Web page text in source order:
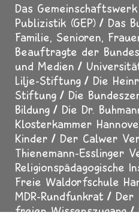
Das
Publizistik (GEP)
Das
Familie, Senioren,
Beauftragte der
und Medien
Lilje-Stiftung
Die
Stiftung
Die
Bildung
Die Dr.
Klosterkammer
Kinder
Der Calwer
Thienemann-Esslinger
Religionspädagogische
Freie Waldorfschule
MDR-Rundfunkrat
Der
freien Wissenszugang